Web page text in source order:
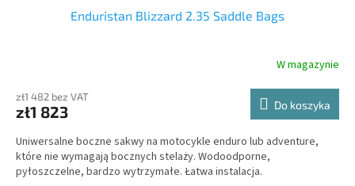
Enduristan Blizzard 2.35 Saddle Bags
W magazynie
zł1 482 bez VAT
zł1 823 Do koszyka
Uniwersalne boczne sakwy na motocykle enduro lub adventure,
które nie wymagają bocznych stelaży. Wodoodporne,
pyłoszczelne, bardzo wytrzymałe. Łatwa instalacja.